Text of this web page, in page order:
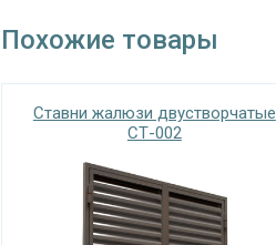
Похожие товары
Ставни жалюзи двустворчатые
СТ-002